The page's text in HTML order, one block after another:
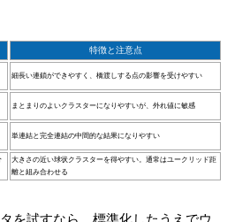
特徴と注意点
細長い連鎖ができやすく、橋渡しする点の影響を受けやすい
まとまりのよいクラスターになりやすいが、外れ値に敏感
単連結と完全連結の中間的な結果になりやすい
大きさの近い球状クラスターを得やすい。通常はユークリッド距
離と組み合わせる
を試すなら、標準化したうえでウ